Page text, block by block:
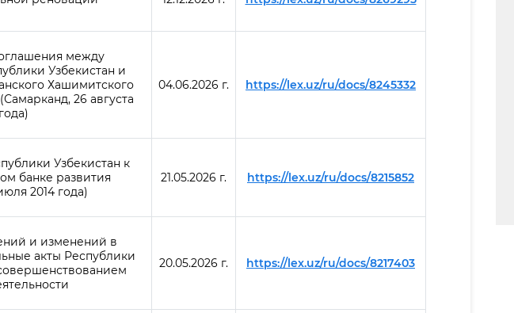
между
Узбекистан и
Хашимитского
26 августа
04.06.2026 г. https://lex.uz/ru/docs/8245332
Узбекистан к
банке развития
2014 года)
21.05.2026 г. https://lex.uz/ru/docs/8215852
и изменений в
акты Республики
20.05.2026 г. https://lex.uz/ru/docs/8217403